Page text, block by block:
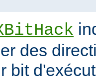
des
bit